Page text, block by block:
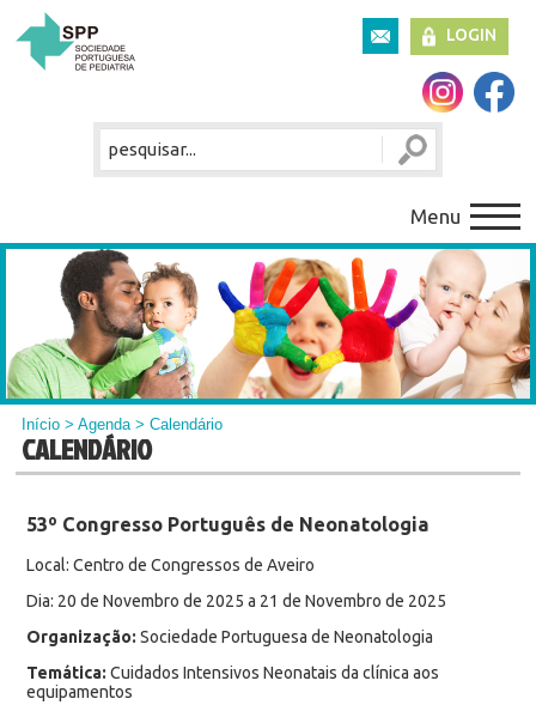
LOGIN
Menu
Início >Agenda> Calendário
CALENDÁRIO
53º Congresso Português de Neonatologia
Local: Centro de Congressos de Aveiro
Dia: 20 de Novembro de 2025 a 21 de Novembro de 2025
Organização: Sociedade Portuguesa de Neonatologia
Temática: Cuidados Intensivos Neonatais da clínica aos
equipamentos